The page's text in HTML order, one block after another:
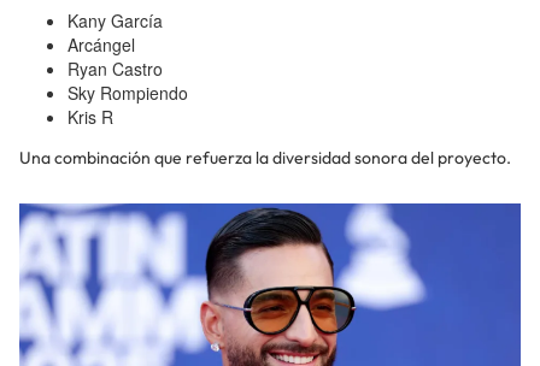
Kany García
Arcángel
Ryan Castro
Sky Rompiendo
Kris R
Una combinación que refuerza la diversidad sonora del proyecto.